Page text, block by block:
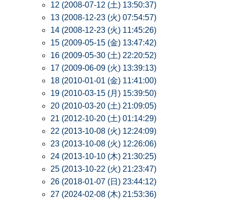
12 (2008-07-12 (土) 13:50:37)
13 (2008-12-23 (火) 07:54:57)
14 (2008-12-23 (火) 11:45:26)
15 (2009-05-15 (金) 13:47:42)
16 (2009-05-30 (土) 22:20:52)
17 (2009-06-09 (火) 13:39:13)
18 (2010-01-01 (金) 11:41:00)
19 (2010-03-15 (月) 15:39:50)
20 (2010-03-20 (土) 21:09:05)
21 (2012-10-20 (土) 01:14:29)
22 (2013-10-08 (火) 12:24:09)
23 (2013-10-08 (火) 12:26:06)
24 (2013-10-10 (木) 21:30:25)
25 (2013-10-22 (火) 21:23:47)
26 (2018-01-07 (日) 23:44:12)
27 (2024-02-08 (木) 21:53:36)